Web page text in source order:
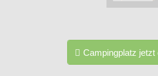
Campingplatz jetzt